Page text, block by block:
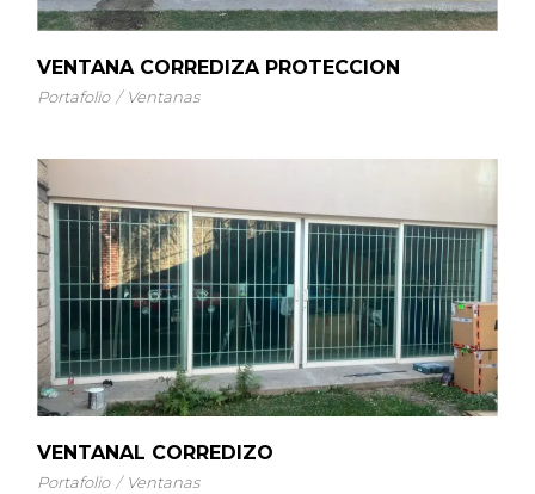
VENTANA CORREDIZA PROTECCION
Portafolio Ventanas
VENTANAL CORREDIZO
Portafolio Ventanas